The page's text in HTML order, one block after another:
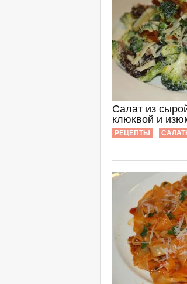
Салат из
клюквой и
РЕЦЕПТЫ